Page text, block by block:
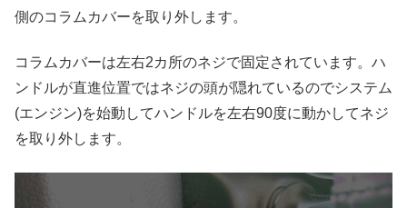
側のコラムカバーを取り外します。
コラムカバーは左右2カ所のネジで固定されています。ハ
ンドルが直進位置ではネジの頭が隠れているのでシステム
(エンジン)を始動してハンドルを左右90度に動かしてネジ
を取り外します。